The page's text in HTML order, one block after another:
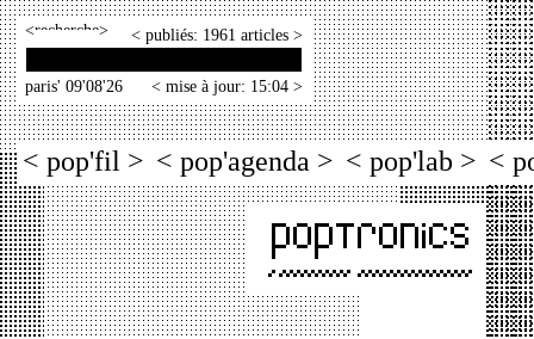
< > < publiés: 1961 articles >
paris' 09'08'26 < mise à jour: 15:04 >
< pop'fil > < pop'agenda > < pop'lab > <